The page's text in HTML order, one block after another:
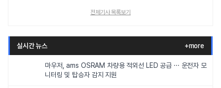
전체기사 목록보기
실시간 뉴스 +more
마우저, ams OSRAM 차량용 적외선 LED 공급 ··· 운전자 모
니터링 및 탑승자 감지 지원